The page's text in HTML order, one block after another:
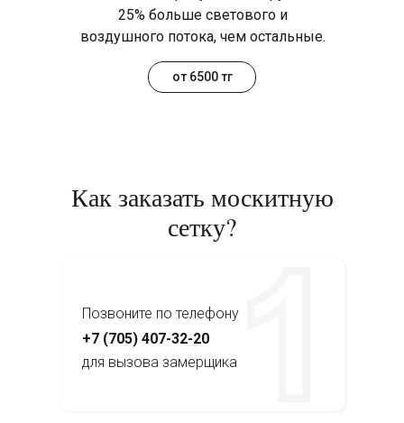
25% больше светового и
воздушного потока, чем остальные.
от 6500 тг
Как заказать москитную
сетку?
Позвоните по телефону
для вызова замерщика
+7 (705) 407-32-20